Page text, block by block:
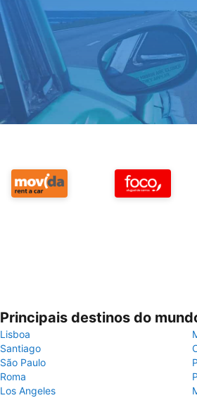
Principais destinos do
Lisboa
Santiago
São Paulo
Roma
Los Angeles